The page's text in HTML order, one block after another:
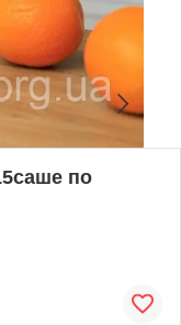
по